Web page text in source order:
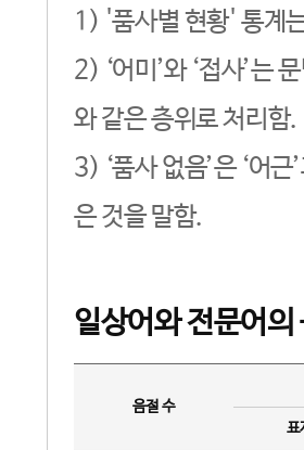
1) '품사별 현황' 통계
2) ‘어미’와 ‘접사’는
와 같은 층위로 처리함.
3) ‘품사 없음’은 ‘어
은 것을 말함.
일상어와 전문어의
음절 수
표